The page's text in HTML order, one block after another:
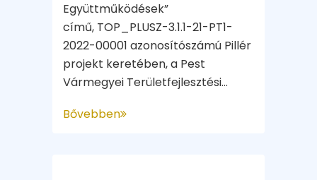
Együttműködések”
című, TOP_PLUSZ-3.1.1-21-PT1-
2022-00001 azonosítószámú Pillér
projekt keretében, a Pest
Vármegyei Területfejlesztési...
Bővebben